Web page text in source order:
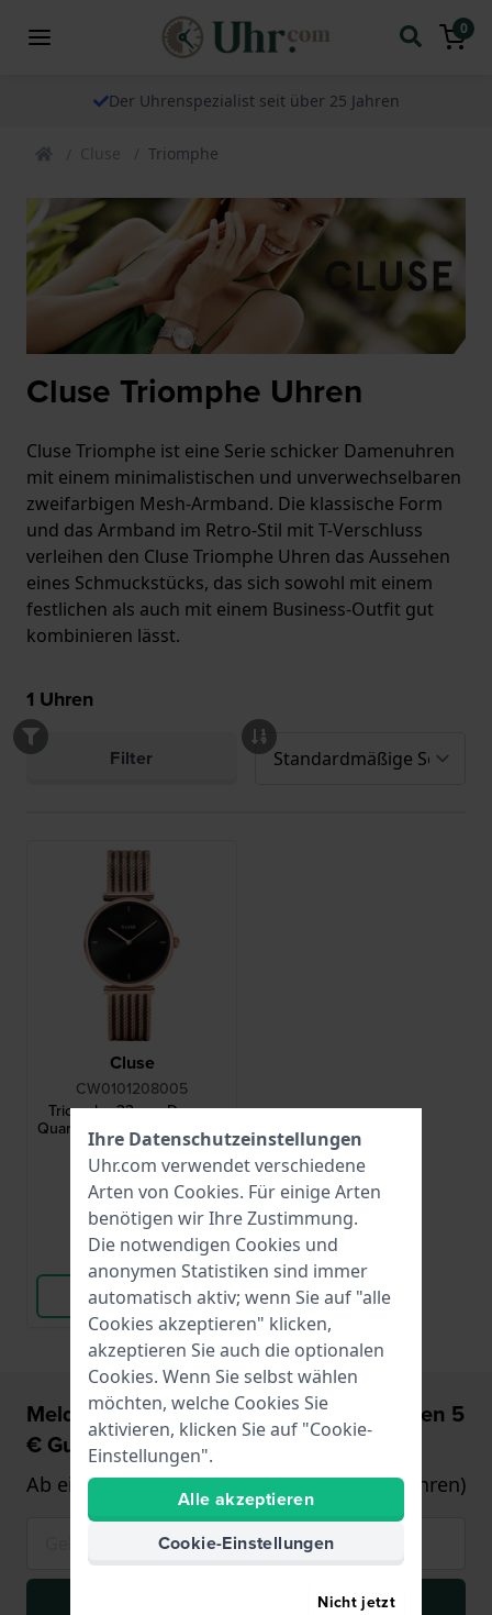
0
Der Uhrenspezialist seit über 25 Jahren
Cluse Triomphe
Cluse Triomphe Uhren
Cluse Triomphe ist eine Serie schicker Damenuhren
mit einem minimalistischen und unverwechselbaren
zweifarbigen Mesh-Armband. Die klassische Form
und das Armband im Retro-Stil mit T-Verschluss
verleihen den Cluse Triomphe Uhren das Aussehen
eines Schmuckstücks, das sich sowohl mit einem
festlichen als auch mit einem Business-Outfit gut
kombinieren lässt.
1 Uhren
Filter
Cluse
CW0101208005
Triomphe 33 mm Damen
Quarzuhr mit Milaneseband
109,95 €
● Auf Lager
Vergleichen
Produkt ansehen
Melden Sie sich an und erhalten Sie einen 5
€ Gutschein für Ihre nächste Uhr!
Ab einem Einkaufswert von 75€ (nur auf Uhren)
Ihre Datenschutzeinstellungen
Uhr.com verwendet verschiedene
Arten von Cookies. Für einige Arten
benötigen wir Ihre Zustimmung.
Die notwendigen Cookies und
anonymen Statistiken sind immer
automatisch aktiv; wenn Sie auf "alle
Cookies akzeptieren" klicken,
akzeptieren Sie auch die optionalen
Cookies. Wenn Sie selbst wählen
möchten, welche Cookies Sie
aktivieren, klicken Sie auf "Cookie-
Einstellungen".
Alle akzeptieren
Cookie-Einstellungen
Nicht jetzt